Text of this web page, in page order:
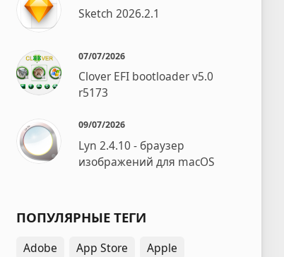
Sketch 2026.2.1
07/07/2026
Clover EFI bootloader v5.0
r5173
09/07/2026
Lyn 2.4.10 - браузер
изображений для macOS
ПОПУЛЯРНЫЕ ТЕГИ
Adobe App Store
Apple